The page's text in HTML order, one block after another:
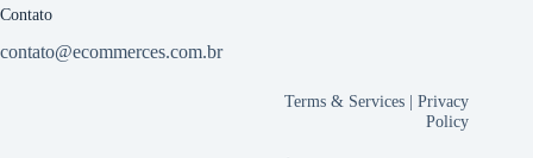
Contato
contato@ecommerces.com.br
Terms & Services |Privacy
Policy